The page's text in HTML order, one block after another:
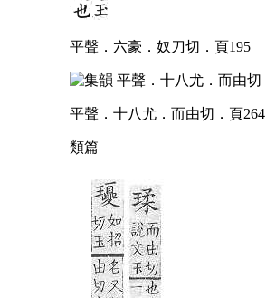
平聲．六豪．奴刀切．頁195
平聲．十八尤．而由切．頁264
類篇